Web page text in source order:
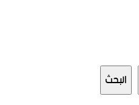
البحث